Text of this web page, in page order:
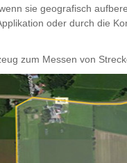
sie geografisch
oder durch die
zum Messen von